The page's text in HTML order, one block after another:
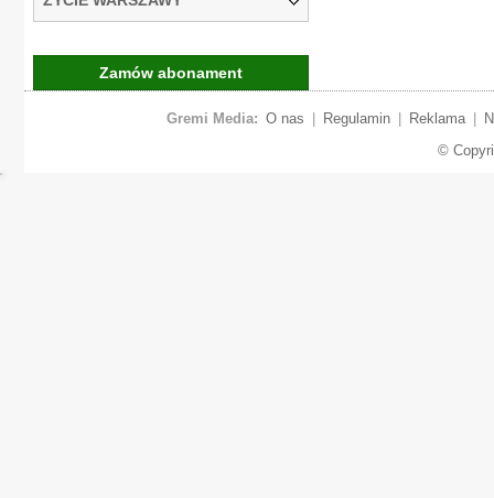
Zamów abonament
Gremi Media: O nas Regulamin Reklama
©